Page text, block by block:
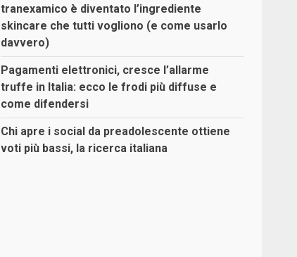
tranexamico è diventato l’ingrediente
skincare che tutti vogliono (e come usarlo
davvero)
Pagamenti elettronici, cresce l’allarme
truffe in Italia: ecco le frodi più diffuse e
come difendersi
Chi apre i social da preadolescente ottiene
voti più bassi, la ricerca italiana